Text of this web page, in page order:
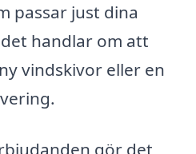
passar just dina
handlar om att
vindskivor eller en
gör det